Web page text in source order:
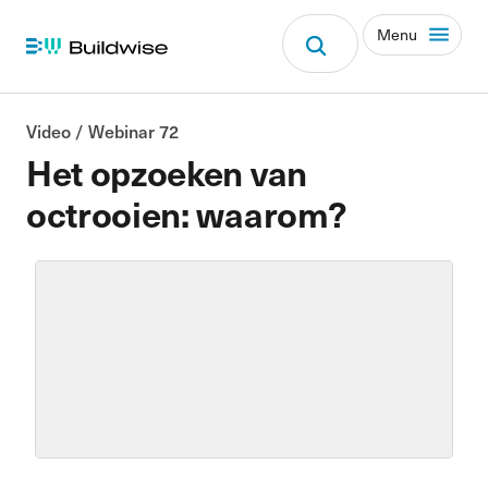
Menu
Het opzoeken van
octrooien: waarom?
Video / Webinar 72